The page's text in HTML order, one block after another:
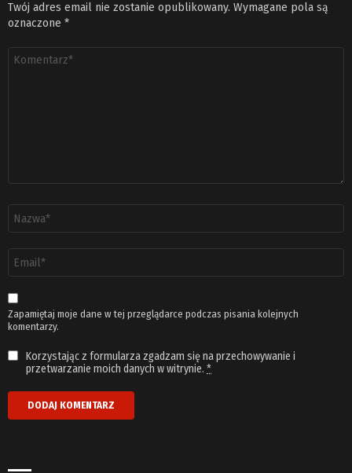
Twój adres email nie zostanie opublikowany. Wymagane pola są
oznaczone *
Komentarz
email
*
Zapamiętaj moje dane w tej przeglądarce podczas pisania kolejnych
komentarzy.
Korzystając z formularza zgadzam się na przechowywanie i
przetwarzanie moich danych w witrynie. *